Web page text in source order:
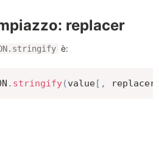
replacer
è:
. stringify(value[ , replacer